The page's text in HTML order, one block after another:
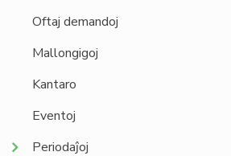
Oftaj demandoj
Mallongigoj
Kantaro
Eventoj
Periodaĵoj